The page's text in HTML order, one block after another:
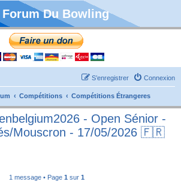
Forum Du Bowling
Connexion
S’enregistrer
Compétitions Compétitions Étrangeres
- Open Sénior -
Mouscron - 17/05/2026 🇫🇷
1 message • Page 1 sur 1